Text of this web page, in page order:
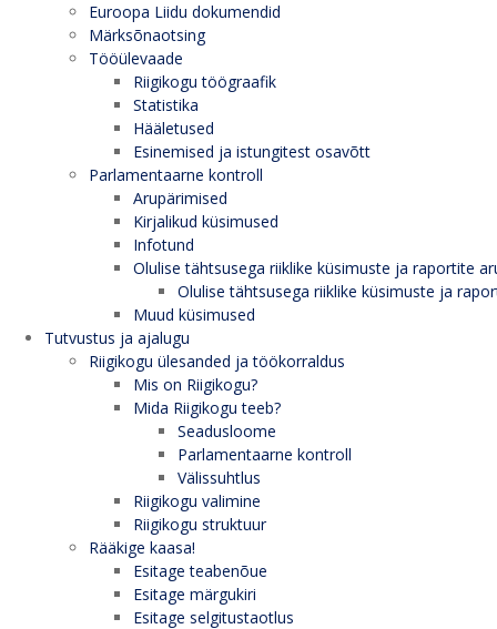
Euroopa Liidu dokumendid
Märksõnaotsing
Tööülevaade
Riigikogu töögraafik
Statistika
Hääletused
Esinemised ja istungitest osavõtt
Parlamentaarne kontroll
Arupärimised
Kirjalikud küsimused
Infotund
Olulise tähtsusega riiklike küsimuste ja raportite
Olulise tähtsusega riiklike küsimuste ja
Muud küsimused
Tutvustus ja ajalugu
Riigikogu ülesanded ja töökorraldus
Mis on Riigikogu?
Mida Riigikogu teeb?
Seadusloome
Parlamentaarne kontroll
Välissuhtlus
Riigikogu valimine
Riigikogu struktuur
Rääkige kaasa!
Esitage teabenõue
Esitage märgukiri
Esitage selgitustaotlus